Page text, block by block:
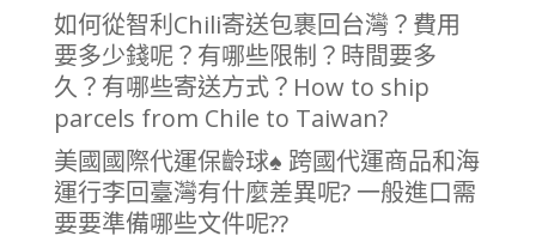
如何從智利Chili寄送包裹回台灣？費用
要多少錢呢？有哪些限制？時間要多
久？有哪些寄送方式？How to ship
parcels from Chile to Taiwan?
美國國際代運保齡球♠ 跨國代運商品和海
運行李回臺灣有什麼差異呢? 一般進口需
要要準備哪些文件呢??